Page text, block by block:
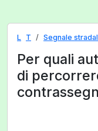
L T Segnale
Per quali
di